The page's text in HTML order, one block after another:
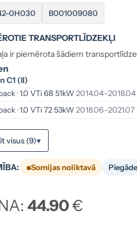
0H030 B001009080
TRANSPORTLĪDZEKĻI
ir piemērota šādiem
C1 (II)
· 1.0 VTi 68 51kW2014.04–2018.04
· 1.0 VTi 72 53kW2018.06–2021.07
visus (9)▾
Somijas noliktavā
44.90€